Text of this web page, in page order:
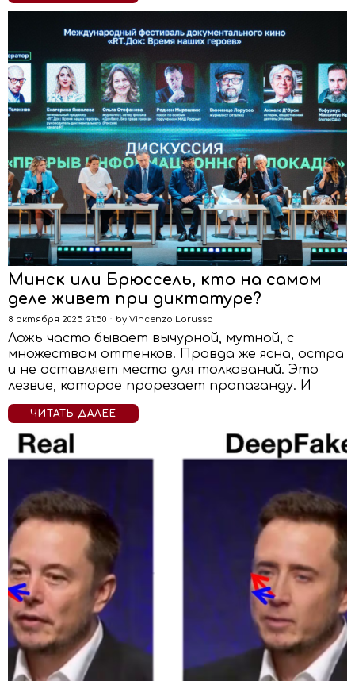
Минск или Брюссель, кто на самом
деле живет при диктатуре?
8 октября 2025 21:50 by Vincenzo Lorusso
Ложь часто бывает вычурной, мутной, с
множеством оттенков. Правда же ясна, остра
и не оставляет места для толкований. Это
лезвие, которое прорезает пропаганду. И
ЧИТАТЬ ДАЛЕЕ